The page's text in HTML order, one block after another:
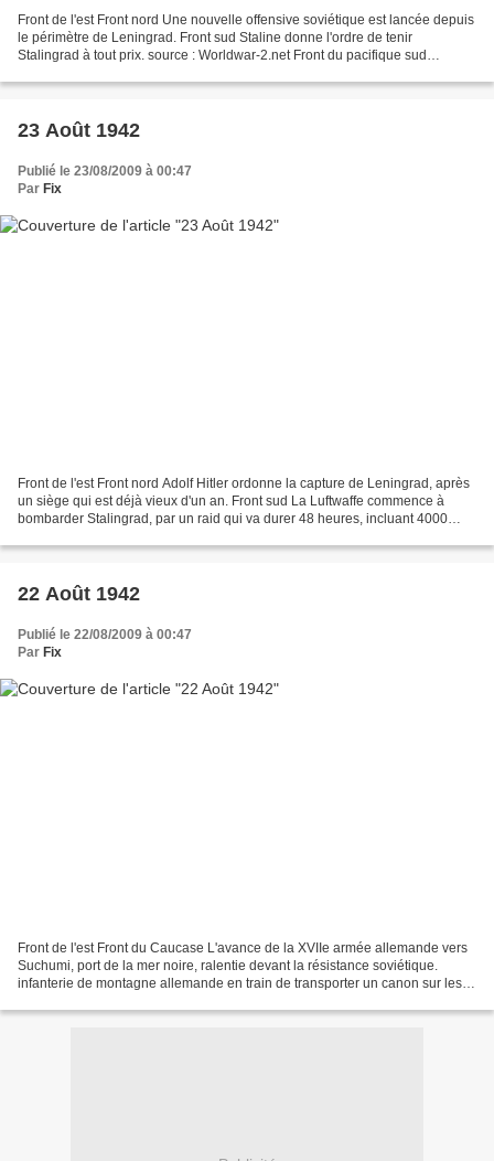
Front de l'est Front nord Une nouvelle offensive soviétique est lancée depuis
le périmètre de Leningrad. Front sud Staline donne l'ordre de tenir
Stalingrad à tout prix. source : Worldwar-2.net Front du pacifique sud
23 Août 1942
Publié le 23/08/2009 à 00:47
Par Fix
Front de l'est Front nord Adolf Hitler ordonne la capture de Leningrad, après
un siège qui est déjà vieux d'un an. Front sud La Luftwaffe commence à
bombarder Stalingrad, par un raid qui va durer 48 heures, incluant 4000
22 Août 1942
Publié le 22/08/2009 à 00:47
Par Fix
Front de l'est Front du Caucase L'avance de la XVIIe armée allemande vers
Suchumi, port de la mer noire, ralentie devant la résistance soviétique.
infanterie de montagne allemande en train de transporter un canon sur les